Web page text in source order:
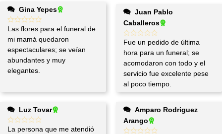
Gina Yepes
Las flores para el funeral de
mi mamá quedaron
espectaculares; se veían
abundantes y muy
elegantes.
Caballeros
Fue un pedido de última
hora para un funeral; se
acomodaron con todo y el
servicio fue excelente pese
al poco tiempo.
Luz Tovar
La persona que me atendió
Arango